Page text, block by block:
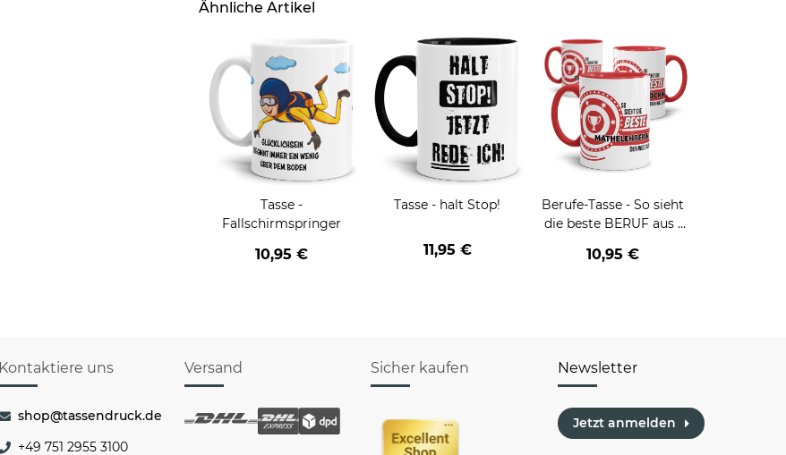
Ähnliche Artikel
Tasse -
Fallschirmspringer
10,95 €
Tasse - halt Stop!
11,95 €
Berufe-Tasse - So sieht
die beste BERUF aus -
Frauen
10,95 €
Kontaktiere uns
shop@tassendruck.de
+49 751 2955 3100
Versand Sicher kaufen Newsletter
Jetzt anmelden